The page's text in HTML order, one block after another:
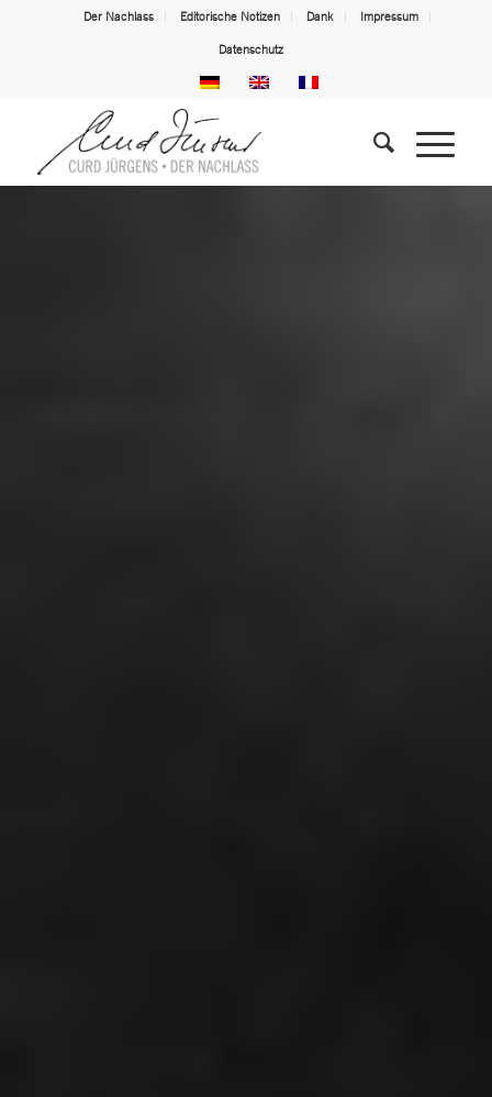
Der Nachlass Editorische Notizen Dank Impressum
Datenschutz